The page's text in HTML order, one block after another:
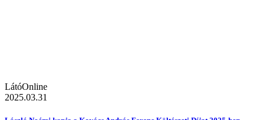
LátóOnline
2025.03.31